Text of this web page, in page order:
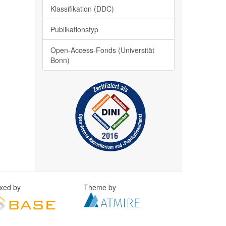
Klassifikation (DDC)
Publikationstyp
Open-Access-Fonds (Universität
Bonn)
by Theme by